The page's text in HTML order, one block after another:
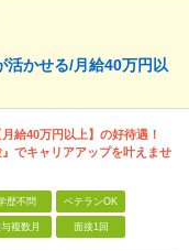
活かせる/月給40万円以
給40万円以上】の好待遇！
』でキャリアアップを叶えませ
歴不問 ベテランOK
複数月 面接1回